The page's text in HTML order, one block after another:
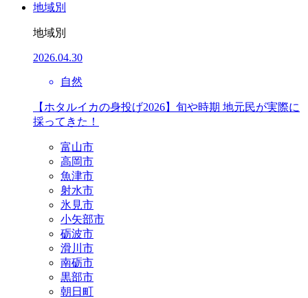
地域別
地域別
2026.04.30
自然
【ホタルイカの身投げ2026】旬や時期 地元民が実際に
採ってきた！
富山市
高岡市
魚津市
射水市
氷見市
小矢部市
砺波市
滑川市
南砺市
黒部市
朝日町